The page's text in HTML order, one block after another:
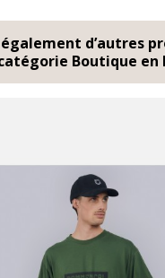
d’autres
Boutique en